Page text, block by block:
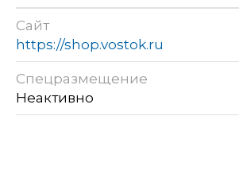
Сайт
https://shop.vostok.ru
Спецразмещение
Неактивно